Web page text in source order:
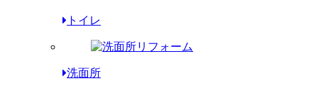
トイレ
洗面所